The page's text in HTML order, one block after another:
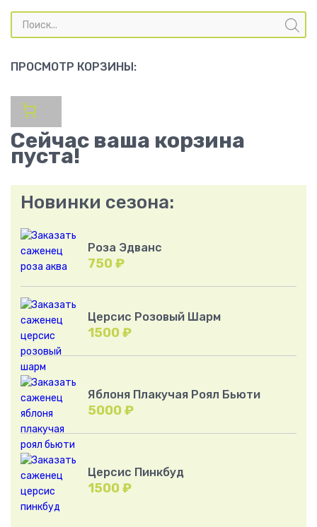
Поиск
товаров
ПРОСМОТР КОРЗИНЫ:
Сейчас ваша корзина
пуста!
Новинки сезона:
Роза Эдванс
750 ₽
Церсис Розовый Шарм
1500 ₽
Яблоня Плакучая Роял Бьюти
5000 ₽
Церсис Пинкбуд
1500 ₽